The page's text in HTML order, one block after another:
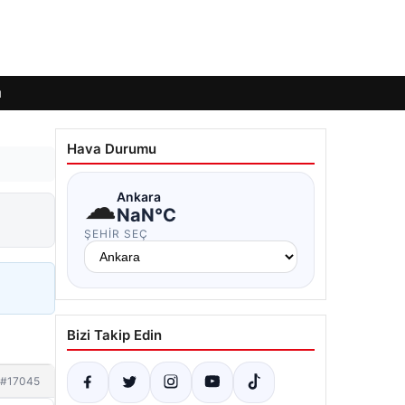
#17045
Hava Durumu
☁Ankara
NaN°C
ŞEHIR SEÇ
Bizi Takip Edin